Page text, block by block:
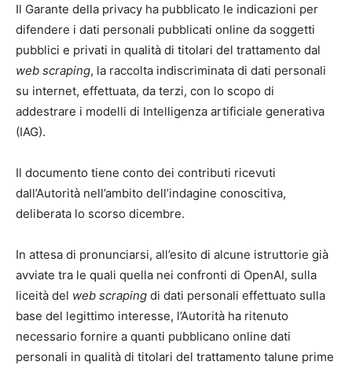
Il Garante della privacy ha pubblicato le indicazioni per
difendere i dati personali pubblicati online da soggetti
pubblici e privati in qualità di titolari del trattamento dal
web scraping, la raccolta indiscriminata di dati personali
su internet, effettuata, da terzi, con lo scopo di
addestrare i modelli di Intelligenza artificiale generativa
(IAG).
Il documento tiene conto dei contributi ricevuti
dall’Autorità nell’ambito dell’indagine conoscitiva,
deliberata lo scorso dicembre.
In attesa di pronunciarsi, all’esito di alcune istruttorie già
avviate tra le quali quella nei confronti di OpenAI, sulla
liceità del web scraping di dati personali effettuato sulla
base del legittimo interesse, l’Autorità ha ritenuto
necessario fornire a quanti pubblicano online dati
personali in qualità di titolari del trattamento talune prime